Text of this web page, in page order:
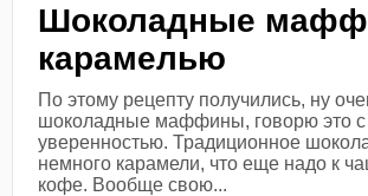
Шоколадные
карамелью
По этому рецепту получились, ну
шоколадные маффины, говорю это с
уверенностью. Традиционное
немного карамели, что еще надо к
кофе. Вообще свою...